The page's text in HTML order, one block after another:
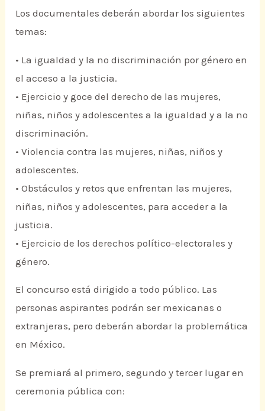
Los documentales deberán abordar los siguientes
temas:
• La igualdad y la no discriminación por género en
el acceso a la justicia.
• Ejercicio y goce del derecho de las mujeres,
niñas, niños y adolescentes a la igualdad y a la no
discriminación.
• Violencia contra las mujeres, niñas, niños y
adolescentes.
• Obstáculos y retos que enfrentan las mujeres,
niñas, niños y adolescentes, para acceder a la
justicia.
• Ejercicio de los derechos político-electorales y
género.
El concurso está dirigido a todo público. Las
personas aspirantes podrán ser mexicanas o
extranjeras, pero deberán abordar la problemática
en México.
Se premiará al primero, segundo y tercer lugar en
ceremonia pública con: